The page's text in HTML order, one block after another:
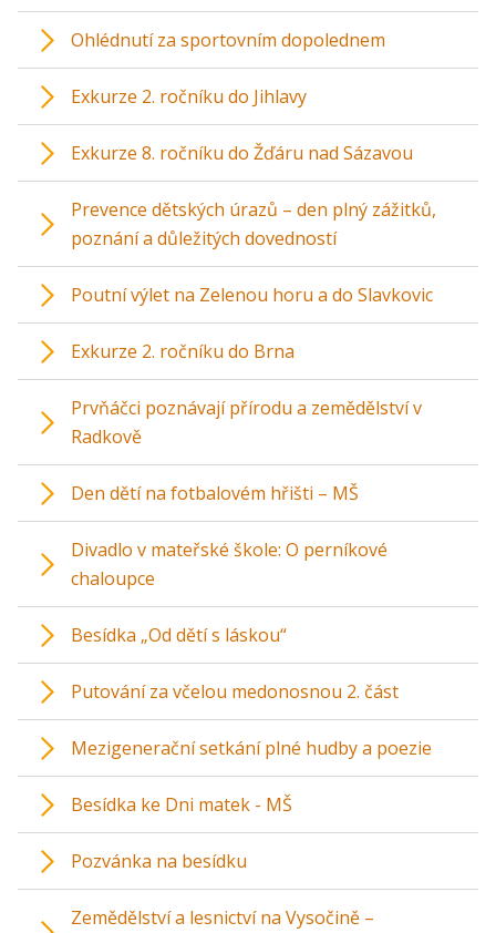
Ohlédnutí za sportovním dopolednem
Exkurze 2. ročníku do Jihlavy
Exkurze 8. ročníku do Žďáru nad Sázavou
Prevence dětských úrazů – den plný zážitků,
poznání a důležitých dovedností
Poutní výlet na Zelenou horu a do Slavkovic
Exkurze 2. ročníku do Brna
Prvňáčci poznávají přírodu a zemědělství v
Radkově
Den dětí na fotbalovém hřišti – MŠ
Divadlo v mateřské škole: O perníkové
chaloupce
Besídka „Od dětí s láskou“
Putování za včelou medonosnou 2. část
Mezigenerační setkání plné hudby a poezie
Besídka ke Dni matek - MŠ
Pozvánka na besídku
Zemědělství a lesnictví na Vysočině –